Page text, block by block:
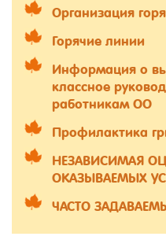
Организация
Горячие линии
Информация о
классное
работникам ОО
Профилактика
НЕЗАВИСИМАЯ
ОКАЗЫВАЕМЫХ
ЧАСТО